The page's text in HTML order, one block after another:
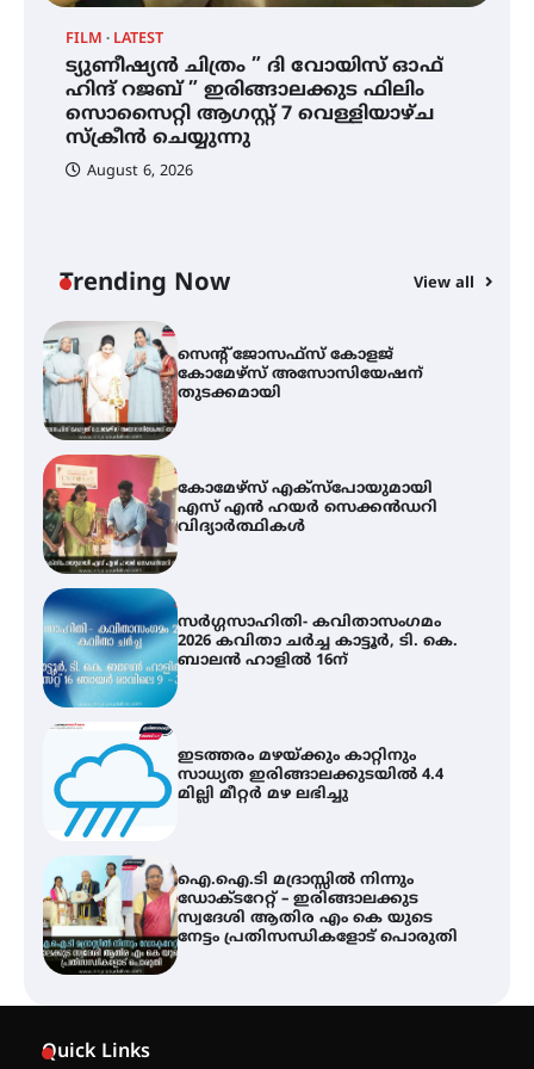
FILM LATEST
ട്യുണീഷ്യൻ ചിത്രം ” ദി വോയിസ് ഓഫ്
ഹിന്ദ് റജബ് ” ഇരിങ്ങാലക്കുട ഫിലിം
സൊസൈറ്റി ആഗസ്റ്റ് 7 വെള്ളിയാഴ്ച
സ്‌ക്രീൻ ചെയ്യുന്നു
August 6, 2026
Trending Now View all
ഐ.ഐ.ടി മദ്രാസ്സിൽ നിന്നും
ഡോക്ടറേറ്റ് – ഇരിങ്ങാലക്കുട
സ്വദേശി ആതിര എം കെ യുടെ
നേട്ടം പ്രതിസന്ധികളോട് പൊരുതി
വെള്ളിയാഴ്ച സ്‌ക്രീൻ ചെയ്യുന്നു
സെന്റ് ജോസഫ്സ് കോളജ്
കോമേഴ്‌സ് അസോസിയേഷന്
തുടക്കമായി
കോമേഴ്സ് എക്സ്പോയുമായി
എസ് എൻ ഹയർ സെക്കൻഡറി
വിദ്യാർത്ഥികൾ
സർഗ്ഗസാഹിതി- കവിതാസംഗമം
2026 കവിതാ ചർച്ച കാട്ടൂർ, ടി. കെ.
ബാലൻ ഹാളിൽ 16ന്
ഇടത്തരം മഴയ്ക്കും കാറ്റിനും
സാധ്യത ഇരിങ്ങാലക്കുടയിൽ 4.4
മില്ലി മീറ്റർ മഴ ലഭിച്ചു
ഐ.ഐ.ടി മദ്രാസ്സിൽ നിന്നും
ഡോക്ടറേറ്റ് – ഇരിങ്ങാലക്കുട
സ്വദേശി ആതിര എം കെ യുടെ
നേട്ടം പ്രതിസന്ധികളോട് പൊരുതി
Quick Links